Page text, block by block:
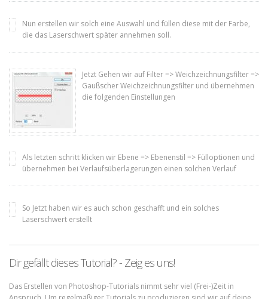
Nun erstellen wir solch eine Auswahl und füllen diese mit der Farbe,
die das Laserschwert später annehmen soll.
Jetzt Gehen wir auf Filter => Weichzeichnungsfilter =>
Gaußscher Weichzeichnungsfilter und übernehmen
die folgenden Einstellungen
Als letzten schritt klicken wir Ebene => Ebenenstil => Fülloptionen und
übernehmen bei Verlaufsüberlagerungen einen solchen Verlauf
So Jetzt haben wir es auch schon geschafft und ein solches
Laserschwert erstellt
Dir gefällt dieses Tutorial? - Zeig es uns!
Das Erstellen von Photoshop-Tutorials nimmt sehr viel (Frei-)Zeit in